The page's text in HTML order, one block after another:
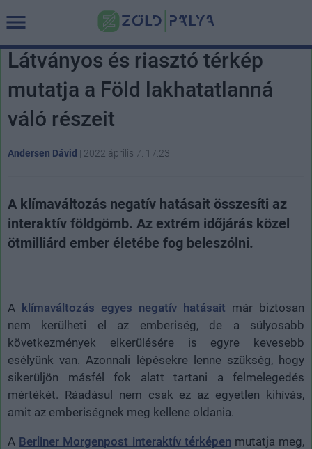
Látványos és riasztó térkép
mutatja a Föld lakhatatlanná
váló részeit
Andersen Dávid | 2022 április 7. 17:23
A klímaváltozás negatív hatásait összesíti az
interaktív földgömb. Az extrém időjárás közel
ötmilliárd ember életébe fog beleszólni.
A klímaváltozás egyes negatív hatásait már biztosan
nem kerülheti el az emberiség, de a súlyosabb
következmények elkerülésére is egyre kevesebb
esélyünk van. Azonnali lépésekre lenne szükség, hogy
sikerüljön másfél fok alatt tartani a felmelegedés
mértékét. Ráadásul nem csak ez az egyetlen kihívás,
amit az emberiségnek meg kellene oldania.
A Berliner Morgenpost interaktív térképenmutatja meg,